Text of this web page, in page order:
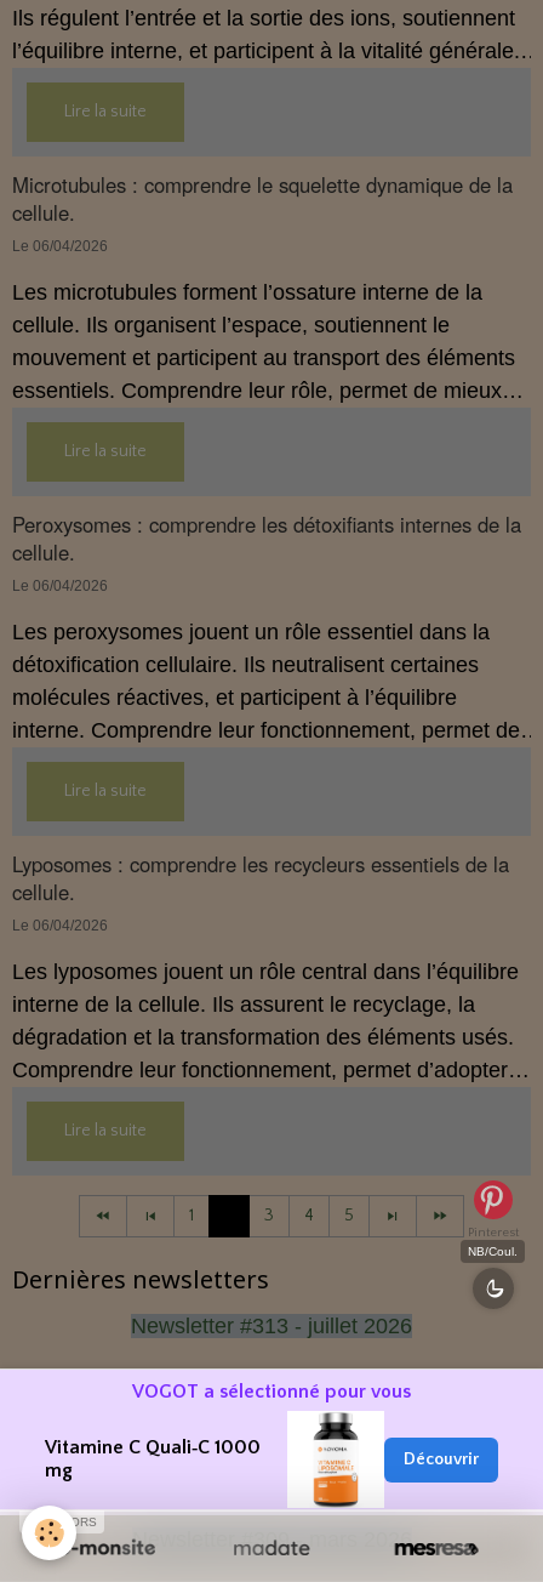
Ils régulent l’entrée et la sortie des ions, soutiennent
l’équilibre interne, et participent à la vitalité générale.
Comprendre leur rôle, aide à mieux saisir
l’importance d’un terrain cellulaire stable.
Lire la suite
Microtubules : comprendre le squelette dynamique de la
cellule.
Le 06/04/2026
Les microtubules forment l’ossature interne de la
cellule. Ils organisent l’espace, soutiennent le
mouvement et participent au transport des éléments
essentiels. Comprendre leur rôle, permet de mieux
saisir l’importance d’un terrain cellulaire, stable et
cohérent.Lire la suite
Peroxysomes : comprendre les détoxifiants internes de la
cellule.
Le 06/04/2026
Les peroxysomes jouent un rôle essentiel dans la
détoxification cellulaire. Ils neutralisent certaines
molécules réactives, et participent à l’équilibre
interne. Comprendre leur fonctionnement, permet de
mieux soutenir le terrain biologique.
Lire la suite
Lyposomes : comprendre les recycleurs essentiels de la
cellule.
Le 06/04/2026
Les lyposomes jouent un rôle central dans l’équilibre
interne de la cellule. Ils assurent le recyclage, la
dégradation et la transformation des éléments usés.
Comprendre leur fonctionnement, permet d’adopter
une hygiène de vie plus cohérente et plus préventive.
Lire la suite
1 3 4 5
Dernières newsletters
Newsletter #313 - juillet 2026
Newsletter #312 - juin 2026
Newsletter #311 - mai 2026
Newsletter #310 - avril 2026
Newsletter #309 - mars 2026
Pinterest
NB/Coul.
VOGOT a sélectionné pour vous
Vitamine C Quali‑C 1000
mg
Découvrir
SPONSORS